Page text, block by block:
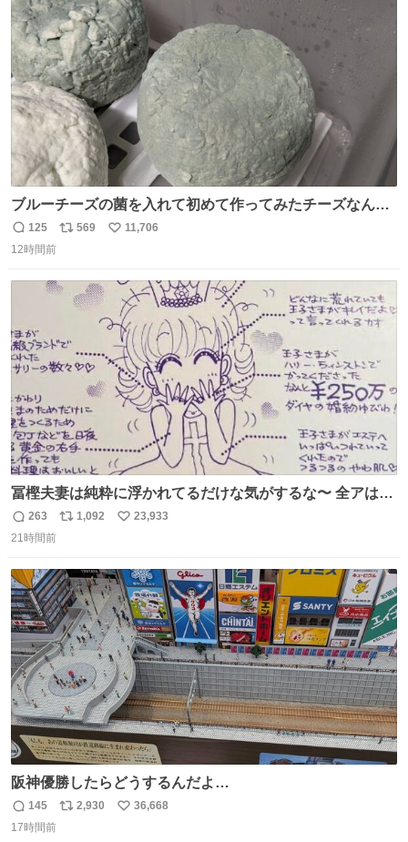
ト
数
数
ブルーチーズの菌を入れて初めて作ってみたチーズなんだ
けど 本能でちょっとヤバいと思っちゃう見た目だな
返
信
125
リ
ト
569
い
11,706
12時間前
冨樫夫妻は純粋に浮かれてるだけな気がするな〜 全アはこ
こに自分の市場価値的なものを上乗せするので、 すっぴん
＆寝起きのボサボサ頭でも「今日も可愛いね」が止まらな
156cm40kg、年中日焼け止めとお友達の私より綺麗な手や
めてもろて とか言う
返
信
263
リ
ト
数
1,092
い
数
23,933
21時間前
阪神優勝したらどうするんだよ…
返
信
145
リ
2,930
い
36,668
17時間前